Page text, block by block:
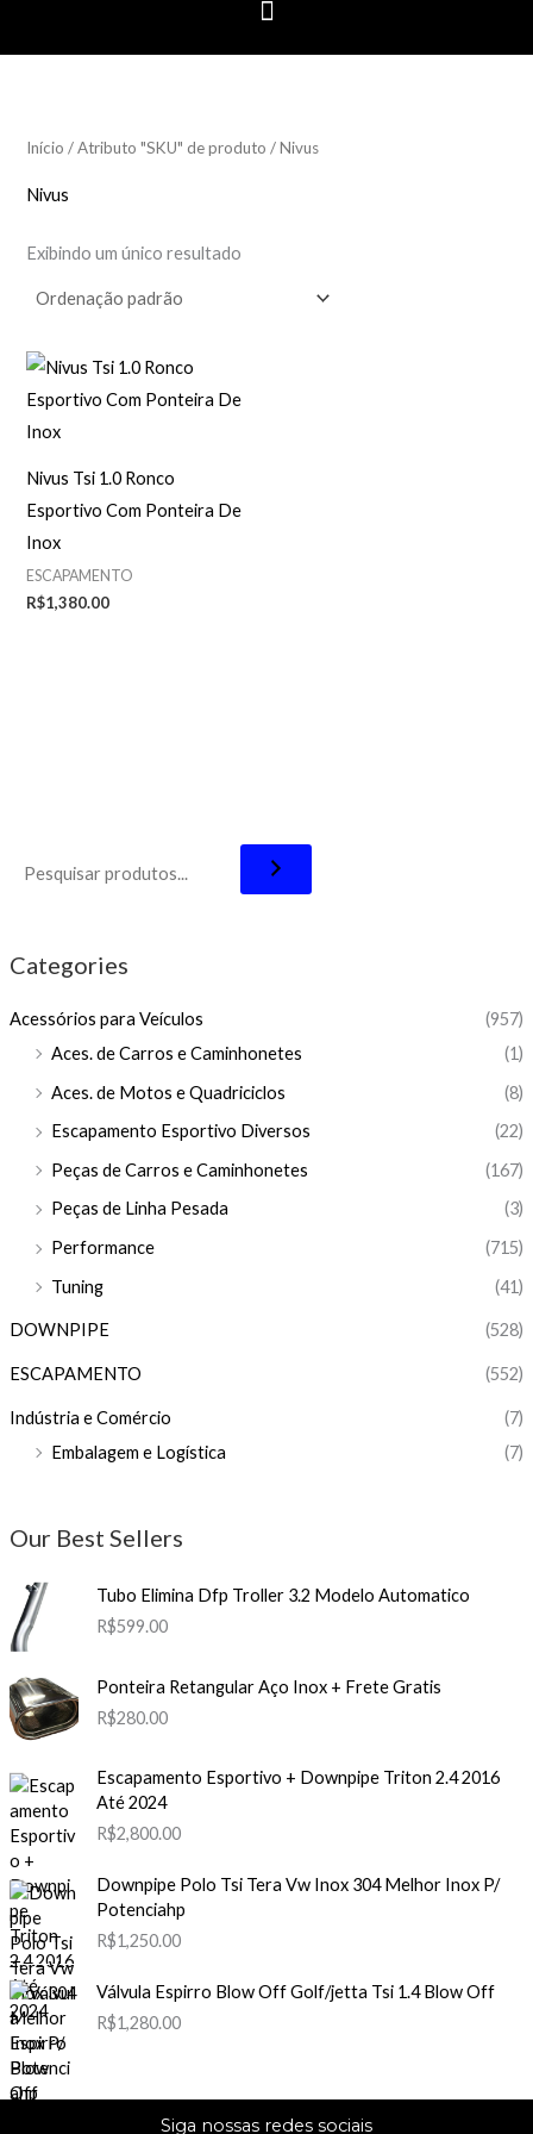
Categories
Acessórios para Veículos
(957)
Aces. de Carros e Caminhonetes
(1)
Aces. de Motos e Quadriciclos
(8)
Escapamento Esportivo Diversos
(22)
Peças de Carros e Caminhonetes
(167)
Peças de Linha Pesada
(3)
Performance
(715)
Tuning
(41)
DOWNPIPE (528)
ESCAPAMENTO (552)
Indústria e Comércio
(7)
Embalagem e Logística
(7)
Our Best Sellers
Tubo Elimina Dfp Troller 3.2 Modelo Automatico
R$599.00
Ponteira Retangular Aço Inox + Frete Gratis
R$280.00
Escapamento Esportivo + Downpipe Triton 2.4 2016
Até 2024
R$2,800.00
Downpipe Polo Tsi Tera Vw Inox 304 Melhor Inox P/
Potenciahp
R$1,250.00
Válvula Espirro Blow Off Golf/jetta Tsi 1.4 Blow Off
R$1,280.00
Início / Atributo "SKU" de produto / Nivus
Nivus
Exibindo um único resultado
Nivus Tsi 1.0 Ronco
Esportivo Com Ponteira De
Inox
ESCAPAMENTO
R$1,380.00
Siga nossas redes sociais